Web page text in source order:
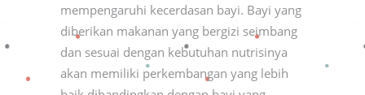
mempengaruhi kecerdasan bayi. Bayi yang
diberikan makanan yang bergizi seimbang
dan sesuai dengan kebutuhan nutrisinya
akan memiliki perkembangan yang lebih